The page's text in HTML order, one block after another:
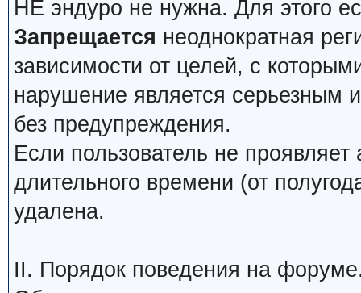
НЕ эндуро не нужна. Для этого
Запрещается неоднократная
зависимости от целей, с
нарушение является серьезным
без предупреждения.
Если пользователь не
длительного времени (от
удалена.
II. Порядок поведения на